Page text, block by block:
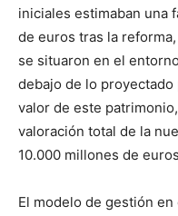
iniciales estimaban una
de euros tras la
se situaron en el
debajo de lo
valor de este
valoración total de la
10.000 millones de
El modelo de gestión